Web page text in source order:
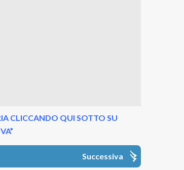
CLICCANDO QUI SOTTO SU
Successiva